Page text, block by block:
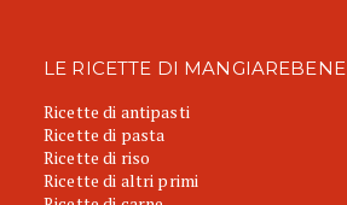
LE RICETTE DI MANGIAREBENE
Ricette di antipasti
Ricette di pasta
Ricette di riso
Ricette di altri primi